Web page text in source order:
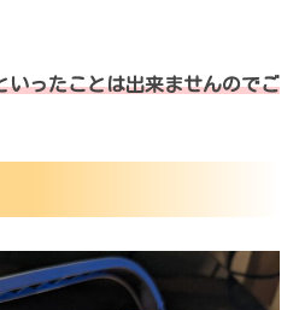
いったことは出来ませんのでご